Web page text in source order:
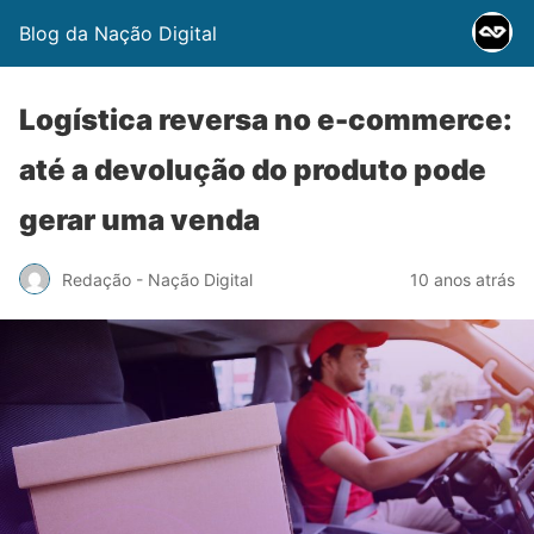
Blog da Nação Digital
Logística reversa no e-commerce:
até a devolução do produto pode
gerar uma venda
Redação - Nação Digital 10 anos atrás